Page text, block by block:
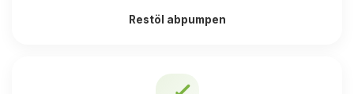
Restöl abpumpen